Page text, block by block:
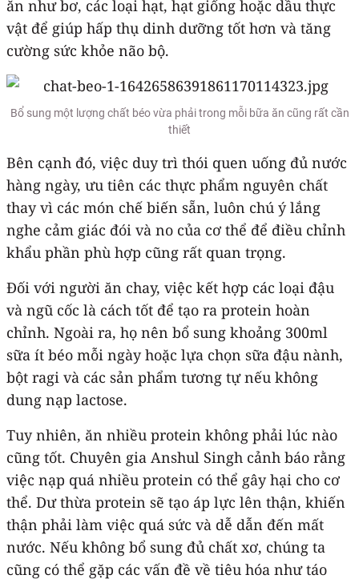
ăn như bơ, các loại hạt, hạt giống hoặc dầu thực
vật để giúp hấp thụ dinh dưỡng tốt hơn và tăng
cường sức khỏe não bộ.
Bổ sung một lượng chất béo vừa phải trong mỗi bữa ăn cũng rất cần
thiết
Bên cạnh đó, việc duy trì thói quen uống đủ nước
hàng ngày, ưu tiên các thực phẩm nguyên chất
thay vì các món chế biến sẵn, luôn chú ý lắng
nghe cảm giác đói và no của cơ thể để điều chỉnh
khẩu phần phù hợp cũng rất quan trọng.
Đối với người ăn chay, việc kết hợp các loại đậu
và ngũ cốc là cách tốt để tạo ra protein hoàn
chỉnh. Ngoài ra, họ nên bổ sung khoảng 300ml
sữa ít béo mỗi ngày hoặc lựa chọn sữa đậu nành,
bột ragi và các sản phẩm tương tự nếu không
dung nạp lactose.
Tuy nhiên, ăn nhiều protein không phải lúc nào
cũng tốt. Chuyên gia Anshul Singh cảnh báo rằng
việc nạp quá nhiều protein có thể gây hại cho cơ
thể. Dư thừa protein sẽ tạo áp lực lên thận, khiến
thận phải làm việc quá sức và dễ dẫn đến mất
nước. Nếu không bổ sung đủ chất xơ, chúng ta
cũng có thể gặp các vấn đề về tiêu hóa như táo